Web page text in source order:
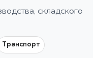
складского
Транспорт